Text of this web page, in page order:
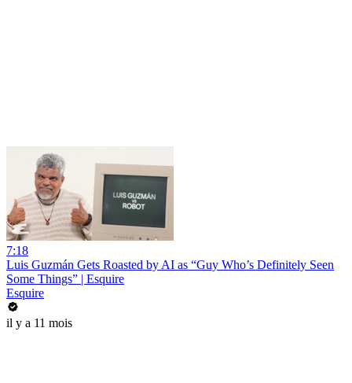
7:18
Luis Guzmán Gets Roasted by AI as “Guy Who’s Definitely Seen
Some Things” | Esquire
Esquire
il y a 11 mois